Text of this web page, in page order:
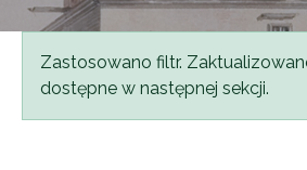
Komunikat
Zastosowano filtr.
dostępne w następnej sekcji.